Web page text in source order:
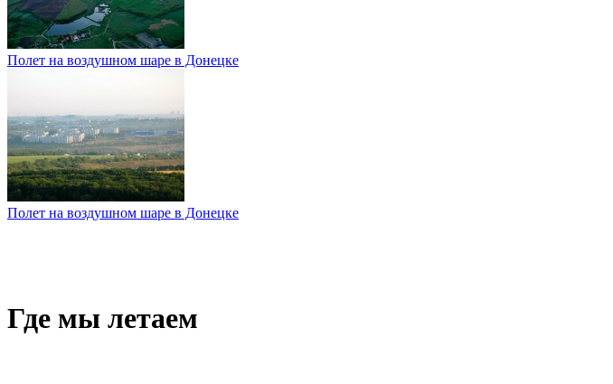
Полет на воздушном шаре в Донецке
Полет на воздушном шаре в Донецке
Где мы летаем